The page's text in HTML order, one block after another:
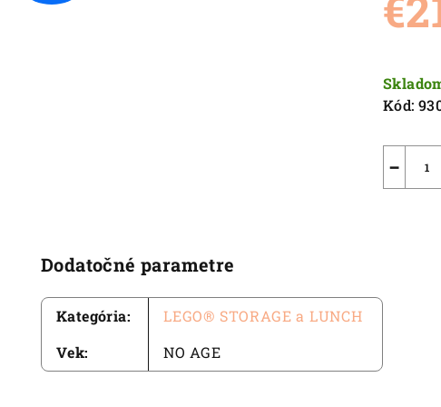
z
cena:
Kód:
−
Dodatočné parametre
Kategória:
LEGO® STORAGE a LUNCH
Vek: NO AGE